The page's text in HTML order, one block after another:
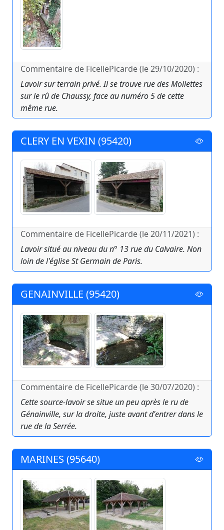
Commentaire de FicellePicarde (le 29/10/2020) :
Lavoir sur terrain privé. Il se trouve rue des Mollettes
sur le rû de Chaussy, face au numéro 5 de cette
même rue.
CLERY EN VEXIN (95420)
Commentaire de FicellePicarde (le 20/11/2021) :
Lavoir situé au niveau du n° 13 rue du Calvaire. Non
loin de l'église St Germain de Paris.
GENAINVILLE (95420)
Commentaire de FicellePicarde (le 30/07/2020) :
Cette source-lavoir se situe un peu après le ru de
Génainville, sur la droite, juste avant d'entrer dans le
rue de la Serrée.
MARINES (95640)